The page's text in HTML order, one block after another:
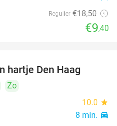
Regulier €18,50
€9,40
hartje Den Haag
Zo
10.0 star
8 min. directions_car